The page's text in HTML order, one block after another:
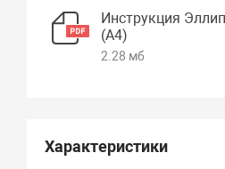
Инструкция
(А4)
2.28 мб
Характеристики